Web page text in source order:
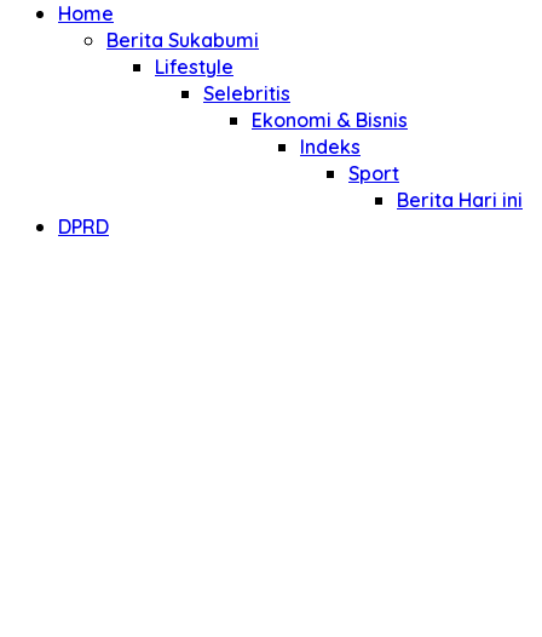
Home
Berita Sukabumi
Lifestyle
Selebritis
Ekonomi & Bisnis
Indeks
Sport
Berita Hari ini
DPRD